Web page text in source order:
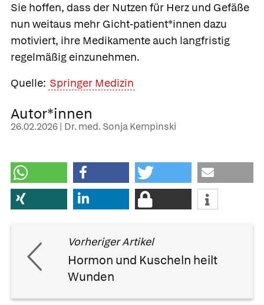
Sie hoffen, dass der Nutzen für Herz und Gefäße
nun weitaus mehr Gicht-patient*innen dazu
motiviert, ihre Medikamente auch langfristig
regelmäßig einzunehmen.
Quelle: Springer Medizin
Autor*innen
26.02.2026 | Dr. med. Sonja Kempinski
Vorheriger Artikel
Hormon und Kuscheln heilt
Wunden